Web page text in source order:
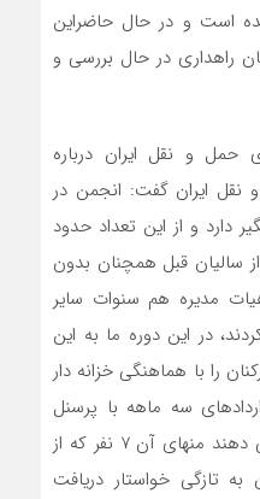
انجام شده است و در حال حاضراین
راهداری در حال بررسی و
و نقل ایران درباره
نقل ایران گفت: انجمن در
بگیر دارد و از این تعداد حدود
از سالیان قبل همچنان بدون
مدیره هم سنوات سایر
نکردند، در این دوره ما به این
را با هماهنگی خزانه دار
سه ماهه با پرسنل
داریم که کارهایشان را انجام می دهند منهای آن 7 نفر که از
به تازگی خواستار دریافت